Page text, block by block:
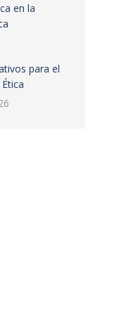
en la
para el